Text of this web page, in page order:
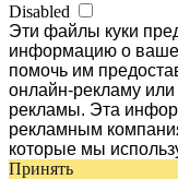
Disabled
Эти файлы куки
информацию о
помочь им
онлайн-рекламу или
рекламы. Эта
рекламным
которые мы
Принять